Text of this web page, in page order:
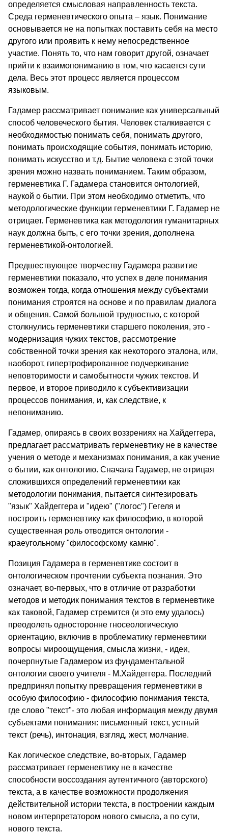
определяется смысловая направленность текста.
Среда герменевтического опыта – язык. Понимание
основывается не на попытках поставить себя на место
другого или проявить к нему непосредственное
участие. Понять то, что нам говорит другой, означает
прийти к взаимопониманию в том, что касается сути
дела. Весь этот процесс является процессом
языковым.
Гадамер рассматривает понимание как универсальный
способ человеческого бытия. Человек сталкивается с
необходимостью понимать себя, понимать другого,
понимать происходящие события, понимать историю,
понимать искусство и т.д. Бытие человека с этой точки
зрения можно назвать пониманием. Таким образом,
герменевтика Г. Гадамера становится онтологией,
наукой о бытии. При этом необходимо отметить, что
методологические функции герменевтики Г. Гадамер не
отрицает. Герменевтика как методология гуманитарных
наук должна быть, с его точки зрения, дополнена
герменевтикой-онтологией.
Предшествующее творчеству Гадамера развитие
герменевтики показало, что успех в деле понимания
возможен тогда, когда отношения между субъектами
понимания строятся на основе и по правилам диалога
и общения. Самой большой трудностью, с которой
столкнулись герменевтики старшего поколения, это -
модернизация чужих текстов, рассмотрение
собственной точки зрения как некоторого эталона, или,
наоборот, гипертрофированное подчеркивание
неповторимости и самобытности чужих текстов. И
первое, и второе приводило к субъективизации
процессов понимания, и, как следствие, к
непониманию.
Гадамер, опираясь в своих воззрениях на Хайдеггера,
предлагает рассматривать герменевтику не в качестве
учения о методе и механизмах понимания, а как учение
о бытии, как онтологию. Сначала Гадамер, не отрицая
сложившихся определений герменевтики как
методологии понимания, пытается синтезировать
"язык" Хайдеггера и "идею" ("логос") Гегеля и
построить герменевтику как философию, в которой
существенная роль отводится онтологии -
краеугольному "философскому камню".
Позиция Гадамера в герменевтике состоит в
онтологическом прочтении субъекта познания. Это
означает, во-первых, что в отличие от разработки
методов и методик понимания текстов в герменевтике
как таковой, Гадамер стремится (и это ему удалось)
преодолеть односторонне гносеологическую
ориентацию, включив в проблематику герменевтики
вопросы мироощущения, смысла жизни, - идеи,
почерпнутые Гадамером из фундаментальной
онтологии своего учителя - М.Хайдеггера. Последний
предпринял попытку превращения герменевтики в
особую философию - философию понимания текста,
где слово "текст"- это любая информация между двумя
субъектами понимания: письменный текст, устный
текст (речь), интонация, взгляд, жест, молчание.
Как логическое следствие, во-вторых, Гадамер
рассматривает герменевтику не в качестве
способности воссоздания аутентичного (авторского)
текста, а в качестве возможности продолжения
действительной истории текста, в построении каждым
новом интерпретатором нового смысла, а по сути,
нового текста.